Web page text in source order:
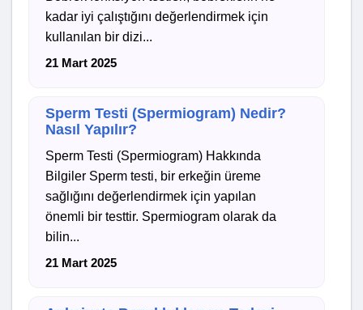
kadar iyi çalıştığını değerlendirmek için
kullanılan bir dizi...
21 Mart 2025
Sperm Testi (Spermiogram) Nedir?
Nasıl Yapılır?
Sperm Testi (Spermiogram) Hakkında
Bilgiler Sperm testi, bir erkeğin üreme
sağlığını değerlendirmek için yapılan
önemli bir testtir. Spermiogram olarak da
bilin...
21 Mart 2025